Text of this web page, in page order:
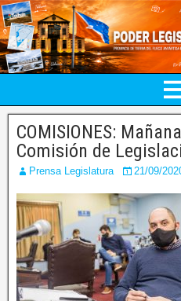
COMISIONES:
Comisión de
Prensa Legislatura 21/09/